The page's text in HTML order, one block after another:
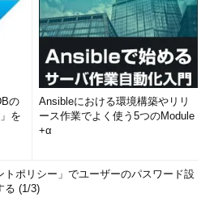
の
を
Ansibleにおける環境構築やリリ
ース作業でよく使う5つのModule
+α
トポリシー」でユーザーのパスワード設
る (1/3)